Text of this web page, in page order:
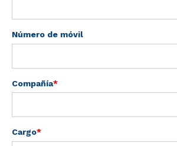
Análisis Químicos
Certificaciones
Consultoría y Etiquetado
Herramientas Digitales
Número de móvil
Compañía*
Cargo*